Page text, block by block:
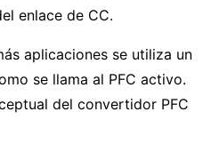
enlace de CC.
aplicaciones se utiliza un
se llama al PFC activo.
del convertidor PFC